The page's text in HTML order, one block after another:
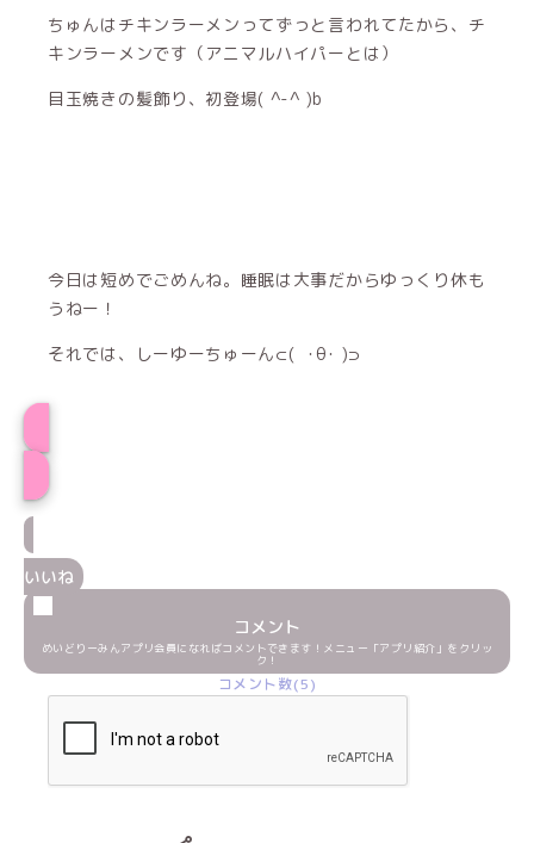
ちゅんはチキンラーメンってずっと言われてたから、チ
キンラーメンです（アニマルハイパーとは）
目玉焼きの髪飾り、初登場( ^-^ )b
今日は短めでごめんね。睡眠は大事だからゆっくり休も
うねー！
それでは、しーゆーちゅーん⊂( ･θ･ )⊃
いいね
コメント
めいどりーみんアプリ会員になればコメントできます！メニュー「アプリ紹介」をクリッ
ク！
コメント数(5)